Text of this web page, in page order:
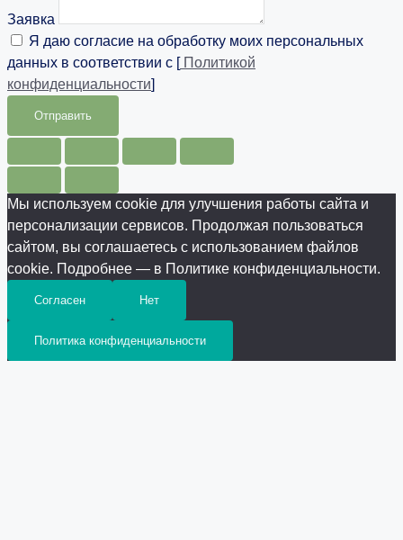
Заявка
Я даю согласие на обработку моих персональных
данных в соответствии с [Политикой
конфиденциальности]
Отправить
Мы используем cookie для улучшения работы сайта и
персонализации сервисов. Продолжая пользоваться
сайтом, вы соглашаетесь с использованием файлов
cookie. Подробнее — в Политике конфиденциальности.
Согласен Нет
Политика конфиденциальности